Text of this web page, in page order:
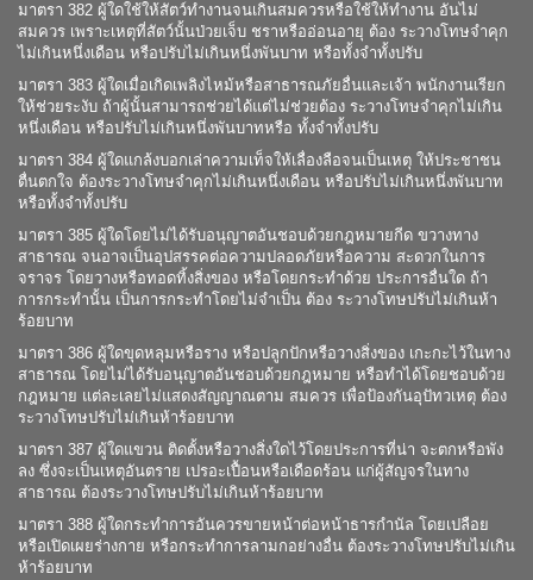
มาตรา 382 ผู้ใดใช้ให้สัตว์ทำงานจนเกินสมควรหรือใช้ให้ทำงาน อันไม่
สมควร เพราะเหตุที่สัตว์นั้นป่วยเจ็บ ชราหรืออ่อนอายุ ต้อง ระวางโทษจำคุก
ไม่เกินหนึ่งเดือน หรือปรับไม่เกินหนึ่งพันบาท หรือทั้งจำทั้งปรับ
มาตรา 383 ผู้ใดเมื่อเกิดเพลิงไหม้หรือสาธารณภัยอื่นและเจ้า พนักงานเรียก
ให้ช่วยระงับ ถ้าผู้นั้นสามารถช่วยได้แต่ไม่ช่วยต้อง ระวางโทษจำคุกไม่เกิน
หนึ่งเดือน หรือปรับไม่เกินหนึ่งพันบาทหรือ ทั้งจำทั้งปรับ
มาตรา 384 ผู้ใดแกล้งบอกเล่าความเท็จให้เลื่องลือจนเป็นเหตุ ให้ประชาชน
ตื่นตกใจ ต้องระวางโทษจำคุกไม่เกินหนึ่งเดือน หรือปรับไม่เกินหนึ่งพันบาท
หรือทั้งจำทั้งปรับ
มาตรา 385 ผู้ใดโดยไม่ได้รับอนุญาตอันชอบด้วยกฎหมายกีด ขวางทาง
สาธารณ จนอาจเป็นอุปสรรคต่อความปลอดภัยหรือความ สะดวกในการ
จราจร โดยวางหรือทอดทิ้งสิ่งของ หรือโดยกระทำด้วย ประการอื่นใด ถ้า
การกระทำนั้น เป็นการกระทำโดยไม่จำเป็น ต้อง ระวางโทษปรับไม่เกินห้า
ร้อยบาท
มาตรา 386 ผู้ใดขุดหลุมหรือราง หรือปลูกปักหรือวางสิ่งของ เกะกะไว้ในทาง
สาธารณ โดยไม่ได้รับอนุญาตอันชอบด้วยกฎหมาย หรือทำได้โดยชอบด้วย
กฎหมาย แต่ละเลยไม่แสดงสัญญาณตาม สมควร เพื่อป้องกันอุปัทวเหตุ ต้อง
ระวางโทษปรับไม่เกินห้าร้อยบาท
มาตรา 387 ผู้ใดแขวน ติดตั้งหรือวางสิ่งใดไว้โดยประการที่น่า จะตกหรือพัง
ลง ซึ่งจะเป็นเหตุอันตราย เปรอะเปื้อนหรือเดือดร้อน แก่ผู้สัญจรในทาง
สาธารณ ต้องระวางโทษปรับไม่เกินห้าร้อยบาท
มาตรา 388 ผู้ใดกระทำการอันควรขายหน้าต่อหน้าธารกำนัล โดยเปลือย
หรือเปิดเผยร่างกาย หรือกระทำการลามกอย่างอื่น ต้องระวางโทษปรับไม่เกิน
ห้าร้อยบาท